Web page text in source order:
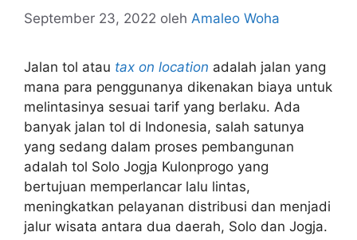
September 23, 2022 oleh Amaleo Woha
Jalan tol atau tax on location adalah jalan yang
mana para penggunanya dikenakan biaya untuk
melintasinya sesuai tarif yang berlaku. Ada
banyak jalan tol di Indonesia, salah satunya
yang sedang dalam proses pembangunan
adalah tol Solo Jogja Kulonprogo yang
bertujuan memperlancar lalu lintas,
meningkatkan pelayanan distribusi dan menjadi
jalur wisata antara dua daerah, Solo dan Jogja.